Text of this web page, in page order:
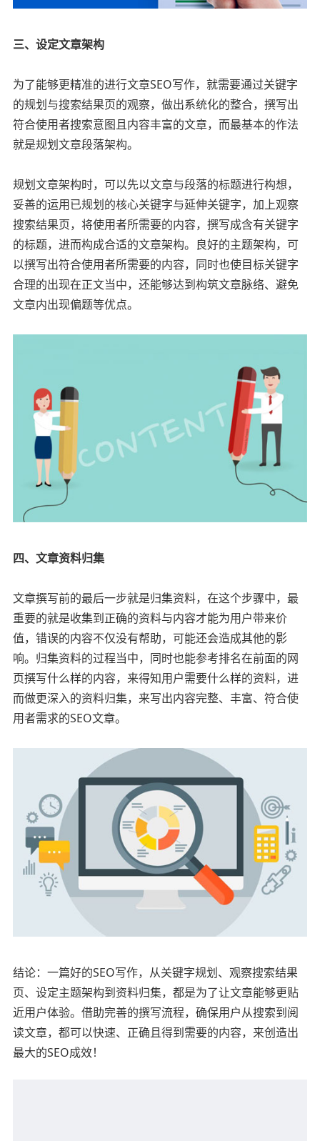
三、设定文章架构
为了能够更精准的进行文章SEO写作，就需要通过关键字
的规划与搜索结果页的观察，做出系统化的整合，撰写出
符合使用者搜索意图且内容丰富的文章，而最基本的作法
就是规划文章段落架构。
规划文章架构时，可以先以文章与段落的标题进行构想，
妥善的运用已规划的核心关键字与延伸关键字，加上观察
搜索结果页，将使用者所需要的内容，撰写成含有关键字
的标题，进而构成合适的文章架构。良好的主题架构，可
以撰写出符合使用者所需要的内容，同时也使目标关键字
合理的出现在正文当中，还能够达到构筑文章脉络、避免
文章内出现偏题等优点。
四、文章资料归集
文章撰写前的最后一步就是归集资料，在这个步骤中，最
重要的就是收集到正确的资料与内容才能为用户带来价
值，错误的内容不仅没有帮助，可能还会造成其他的影
响。归集资料的过程当中，同时也能参考排名在前面的网
页撰写什么样的内容，来得知用户需要什么样的资料，进
而做更深入的资料归集，来写出内容完整、丰富、符合使
用者需求的SEO文章。
结论：一篇好的SEO写作，从关键字规划、观察搜索结果
页、设定主题架构到资料归集，都是为了让文章能够更贴
近用户体验。借助完善的撰写流程，确保用户从搜索到阅
读文章，都可以快速、正确且得到需要的内容，来创造出
最大的SEO成效！